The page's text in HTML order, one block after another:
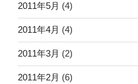
2011年5月 (4)
2011年4月 (4)
2011年3月 (2)
2011年2月 (6)